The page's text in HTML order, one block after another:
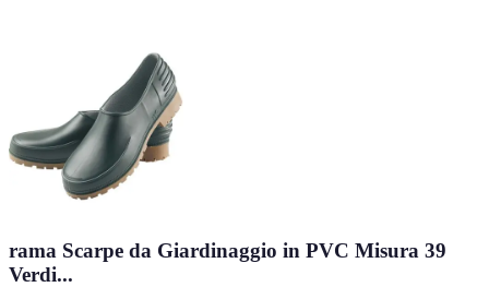
rama Scarpe da Giardinaggio in PVC Misura 39
Verdi...